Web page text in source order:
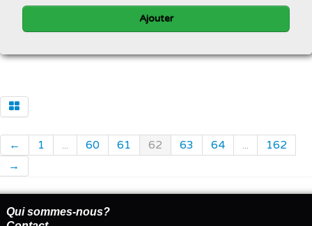
Ajouter
← 1 ... 60 61 62 63 64 ...
162
→
Qui sommes-nous?